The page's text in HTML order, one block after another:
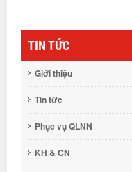
TIN TỨC
Giới thiệu
Tin tức
Phục vụ QLNN
KH & CN